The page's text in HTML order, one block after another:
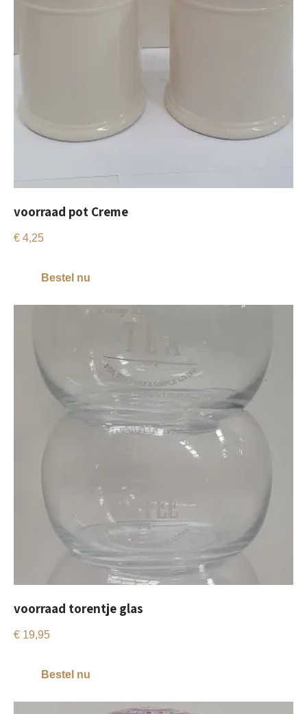
voorraad pot Creme
€ 4,25
Bestel nu
voorraad torentje glas
€ 19,95
Bestel nu